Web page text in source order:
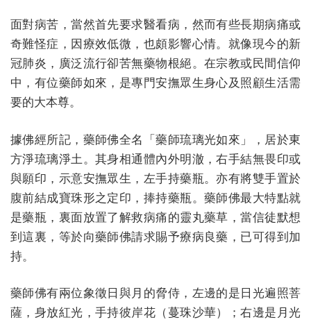
面對病苦，當然首先要求醫看病，然而有些長期病痛或
奇難怪症，因療效低微，也頗影響心情。就像現今的新
冠肺炎，廣泛流行卻苦無藥物根絕。在宗教或民間信仰
中，有位藥師如來，是專門安撫眾生身心及照顧生活需
要的大本尊。
據佛經所記，藥師佛全名「藥師琉璃光如來」，居於東
方淨琉璃淨土。其身相通體內外明澈，右手結無畏印或
與願印，示意安撫眾生，左手持藥瓶。亦有將雙手置於
腹前結成寶珠形之定印，捧持藥瓶。藥師佛最大特點就
是藥瓶，裏面放置了解救病痛的靈丸藥草，當信徒默想
到這裏，等於向藥師佛請求賜予療病良藥，已可得到加
持。
藥師佛有兩位象徵日與月的脅侍，左邊的是日光遍照菩
薩，身放紅光，手持彼岸花（蔓珠沙華）；右邊是月光